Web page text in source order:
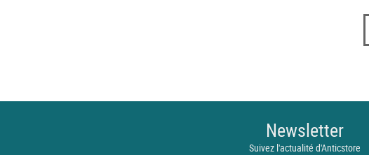
Newsletter
Suivez l'actualité d'Anticstore